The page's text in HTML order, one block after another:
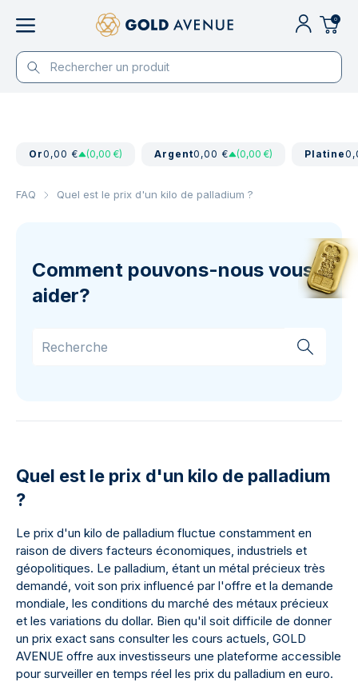
0
Or0,00 € (0,00 €) Argent0,00 € (0,00 €) Platine
FAQ Quel est le prix d'un kilo de palladium ?
Comment pouvons-nous vous
aider?
Quel est le prix d'un kilo de palladium
?
Le prix d'un kilo de palladium fluctue constamment en
raison de divers facteurs économiques, industriels et
géopolitiques. Le palladium, étant un métal précieux très
demandé, voit son prix influencé par l'offre et la demande
mondiale, les conditions du marché des métaux précieux
et les variations du dollar. Bien qu'il soit difficile de donner
un prix exact sans consulter les cours actuels, GOLD
AVENUE offre aux investisseurs une plateforme accessible
pour surveiller en temps réel les prix du palladium en euro.